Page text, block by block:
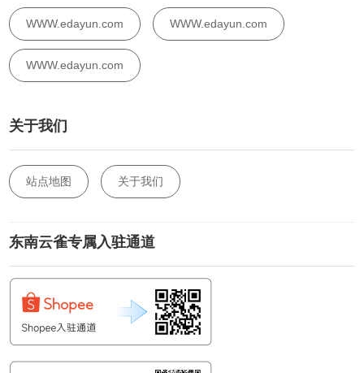
WWW.edayun.com WWW.edayun.com
WWW.edayun.com
关于我们
站点地图 关于我们
东南云雀专属入驻通道